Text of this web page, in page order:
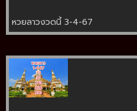
หวยลาวงวดนี้ 3-4-67